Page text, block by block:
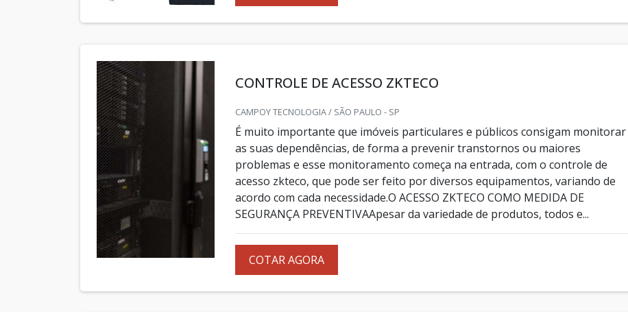
CONTROLE DE ACESSO ZKTECO
CAMPOY TECNOLOGIA / SÃO PAULO - SP
É muito importante que imóveis particulares e públicos consigam monitorar
as suas dependências, de forma a prevenir transtornos ou maiores
problemas e esse monitoramento começa na entrada, com o controle de
acesso zkteco, que pode ser feito por diversos equipamentos, variando de
acordo com cada necessidade.O ACESSO ZKTECO COMO MEDIDA DE
SEGURANÇA PREVENTIVAApesar da variedade de produtos, todos e...
COTAR AGORA